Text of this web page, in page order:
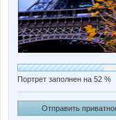
Портрет заполнен на 52 %
Отправить